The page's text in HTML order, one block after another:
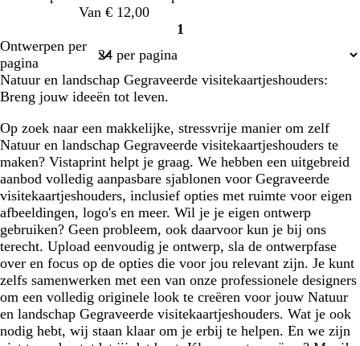
Van € 12,00
Pagina
1
Ontwerpen per
pagina
Natuur en landschap Gegraveerde visitekaartjeshouders:
Breng jouw ideeën tot leven.
Op zoek naar een makkelijke, stressvrije manier om zelf
Natuur en landschap Gegraveerde visitekaartjeshouders te
maken? Vistaprint helpt je graag. We hebben een uitgebreid
aanbod volledig aanpasbare sjablonen voor Gegraveerde
visitekaartjeshouders, inclusief opties met ruimte voor eigen
afbeeldingen, logo's en meer. Wil je je eigen ontwerp
gebruiken? Geen probleem, ook daarvoor kun je bij ons
terecht. Upload eenvoudig je ontwerp, sla de ontwerpfase
over en focus op de opties die voor jou relevant zijn. Je kunt
zelfs samenwerken met een van onze professionele designers
om een volledig originele look te creëren voor jouw Natuur
en landschap Gegraveerde visitekaartjeshouders. Wat je ook
nodig hebt, wij staan klaar om je erbij te helpen. En we zijn